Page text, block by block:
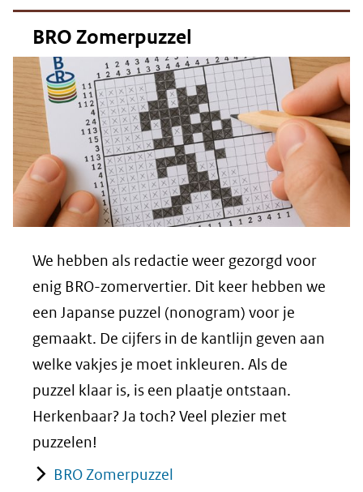
BRO Zomerpuzzel
We hebben als redactie weer gezorgd voor
enig BRO-zomervertier. Dit keer hebben we
een Japanse puzzel (nonogram) voor je
gemaakt. De cijfers in de kantlijn geven aan
welke vakjes je moet inkleuren. Als de
puzzel klaar is, is een plaatje ontstaan.
Herkenbaar? Ja toch? Veel plezier met
puzzelen!
BRO Zomerpuzzel